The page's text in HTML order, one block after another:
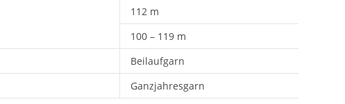
112 m
100 – 119 m
Beilaufgarn
Ganzjahresgarn